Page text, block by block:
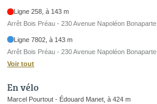
Ligne 258, à 143 m
Arrêt Bois Préau - 230 Avenue Napoléon Bonaparte
Ligne 7802, à 143 m
Arrêt Bois Préau - 230 Avenue Napoléon Bonaparte
Voir tout
En vélo
Marcel Pourtout - Édouard Manet, à 424 m